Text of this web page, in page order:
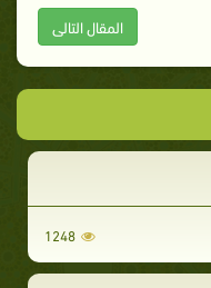
المقال التالى
1248